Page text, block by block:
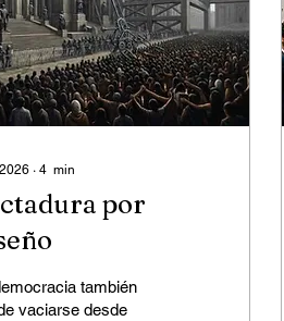
∙ 4 min
por
también
vaciarse desde